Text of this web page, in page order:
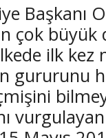
Başkanı
çok
ilk kez
gururunu